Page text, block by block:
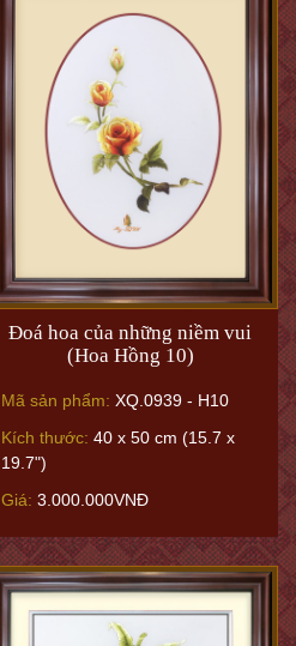
Đoá hoa của những niềm vui
(Hoa Hồng 10)
Mã sản phẩm: XQ.0939 - H10
Kích thước: 40 x 50 cm (15.7 x
19.7")
Giá: 3.000.000VNĐ